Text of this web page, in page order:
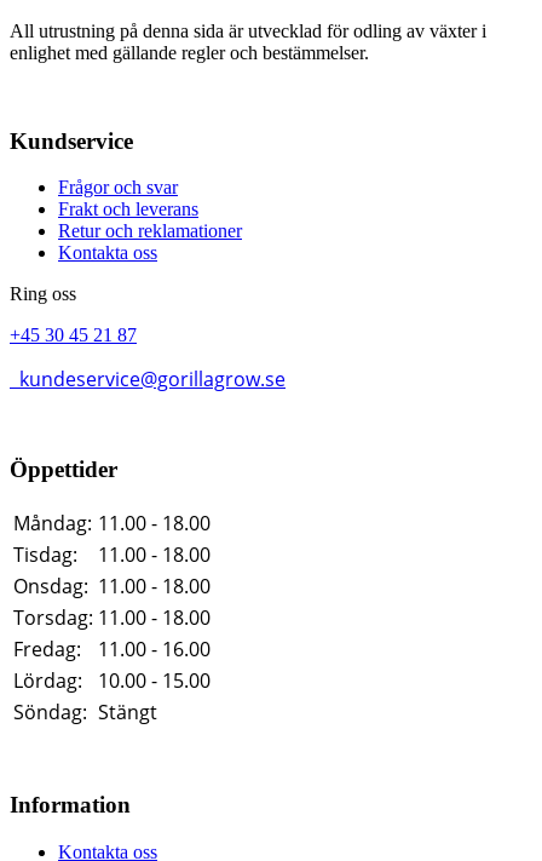
All utrustning på denna sida är utvecklad för odling av växter i
enlighet med gällande regler och bestämmelser.
Kundservice
Frågor och svar
Frakt och leverans
Retur och reklamationer
Kontakta oss
Ring oss
+45 30 45 21 87
kundeservice@gorillagrow.se
Öppettider
Måndag: 11.00 - 18.00
Tisdag:
11.00 - 18.00
Onsdag: 11.00 - 18.00
Torsdag: 11.00 - 18.00
Fredag:
11.00 - 16.00
Lördag:
10.00 - 15.00
Söndag: Stängt
Information
Kontakta oss